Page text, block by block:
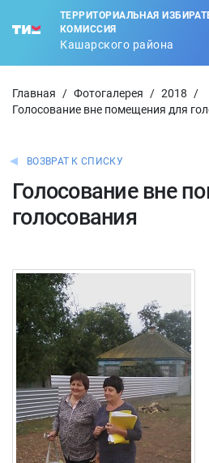
ТЕРРИТОРИАЛЬНАЯ
КОМИССИЯ
Кашарского района
Главная / Фотогалерея / 2018
/
Голосование вне помещения для
ВОЗВРАТ К СПИСКУ
Голосование вне
голосования